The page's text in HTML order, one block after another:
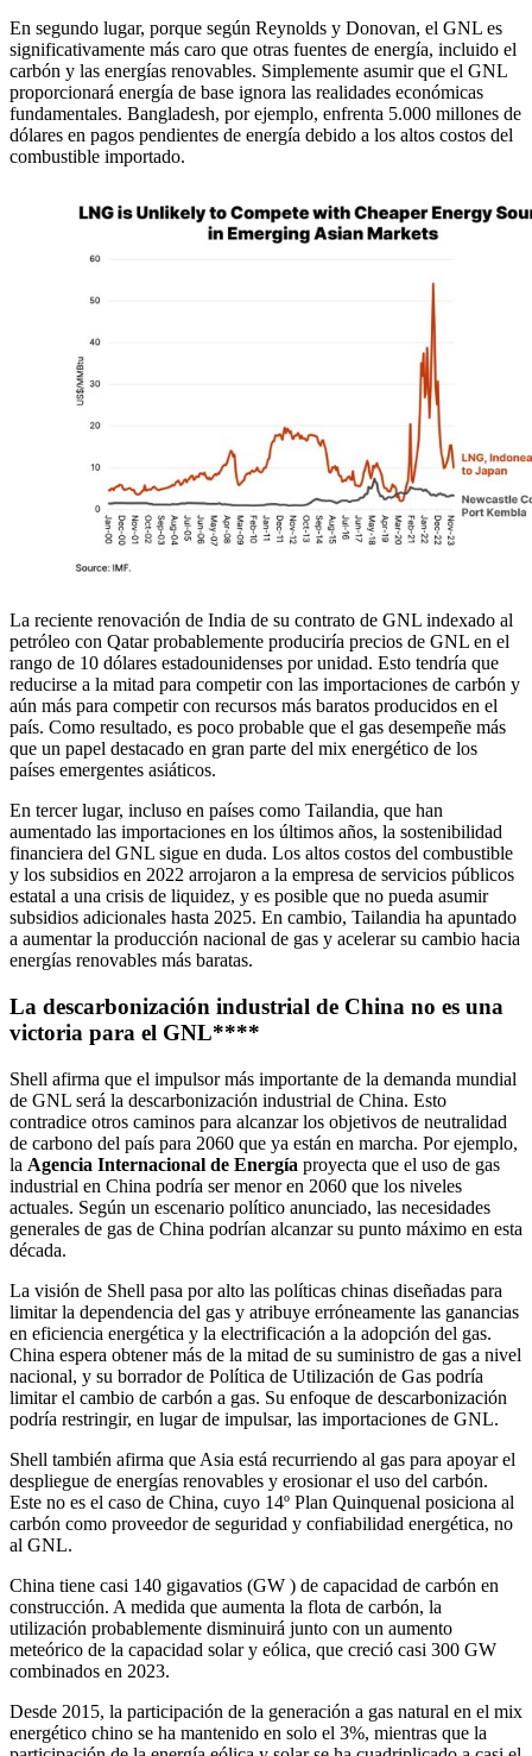
En segundo lugar, porque según Reynolds y Donovan, el GNL es
significativamente más caro que otras fuentes de energía, incluido el
carbón y las energías renovables. Simplemente asumir que el GNL
proporcionará energía de base ignora las realidades económicas
fundamentales. Bangladesh, por ejemplo, enfrenta 5.000 millones de
dólares en pagos pendientes de energía debido a los altos costos del
combustible importado.
La reciente renovación de India de su contrato de GNL indexado al
petróleo con Qatar probablemente produciría precios de GNL en el
rango de 10 dólares estadounidenses por unidad. Esto tendría que
reducirse a la mitad para competir con las importaciones de carbón y
aún más para competir con recursos más baratos producidos en el
país. Como resultado, es poco probable que el gas desempeñe más
que un papel destacado en gran parte del mix energético de los
países emergentes asiáticos.
En tercer lugar, incluso en países como Tailandia, que han
aumentado las importaciones en los últimos años, la sostenibilidad
financiera del GNL sigue en duda. Los altos costos del combustible
y los subsidios en 2022 arrojaron a la empresa de servicios públicos
estatal a una crisis de liquidez, y es posible que no pueda asumir
subsidios adicionales hasta 2025. En cambio, Tailandia ha apuntado
a aumentar la producción nacional de gas y acelerar su cambio hacia
energías renovables más baratas.
La descarbonización industrial de China no es una
victoria para el GNL****
Shell afirma que el impulsor más importante de la demanda mundial
de GNL será la descarbonización industrial de China. Esto
contradice otros caminos para alcanzar los objetivos de neutralidad
de carbono del país para 2060 que ya están en marcha. Por ejemplo,
la Agencia Internacional de Energía proyecta que el uso de gas
industrial en China podría ser menor en 2060 que los niveles
actuales. Según un escenario político anunciado, las necesidades
generales de gas de China podrían alcanzar su punto máximo en esta
década.
La visión de Shell pasa por alto las políticas chinas diseñadas para
limitar la dependencia del gas y atribuye erróneamente las ganancias
en eficiencia energética y la electrificación a la adopción del gas.
China espera obtener más de la mitad de su suministro de gas a nivel
nacional, y su borrador de Política de Utilización de Gas podría
limitar el cambio de carbón a gas. Su enfoque de descarbonización
podría restringir, en lugar de impulsar, las importaciones de GNL.
Shell también afirma que Asia está recurriendo al gas para apoyar el
despliegue de energías renovables y erosionar el uso del carbón.
Este no es el caso de China, cuyo 14º Plan Quinquenal posiciona al
carbón como proveedor de seguridad y confiabilidad energética, no
al GNL.
China tiene casi 140 gigavatios (GW ) de capacidad de carbón en
construcción. A medida que aumenta la flota de carbón, la
utilización probablemente disminuirá junto con un aumento
meteórico de la capacidad solar y eólica, que creció casi 300 GW
combinados en 2023.
Desde 2015, la participación de la generación a gas natural en el mix
energético chino se ha mantenido en solo el 3%, mientras que la